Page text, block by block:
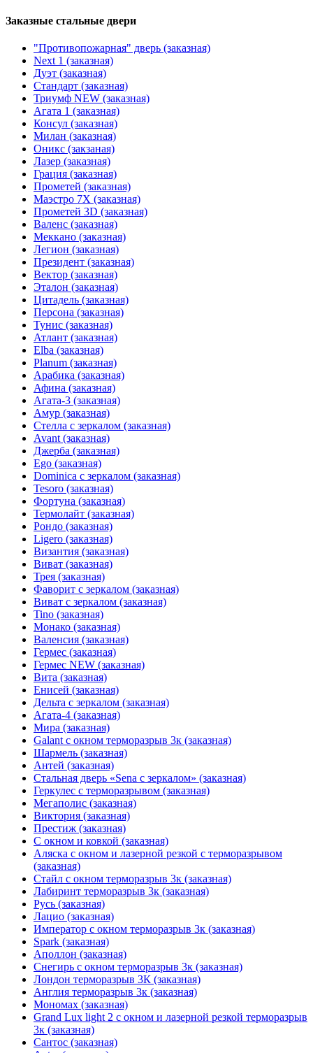
Заказные стальные двери
"Противопожарная" дверь (заказная)
Next 1 (заказная)
Дуэт (заказная)
Стандарт (заказная)
Триумф NEW (заказная)
Агата 1 (заказная)
Консул (заказная)
Милан (заказная)
Оникс (закзаная)
Лазер (заказная)
Грация (заказная)
Прометей (заказная)
Маэстро 7Х (заказная)
Прометей 3D (заказная)
Валенс (заказная)
Меккано (заказная)
Легион (заказная)
Президент (заказная)
Вектор (заказная)
Эталон (заказная)
Цитадель (заказная)
Персона (заказная)
Тунис (заказная)
Атлант (заказная)
Elba (заказная)
Planum (заказная)
Арабика (заказная)
Афина (заказная)
Агата-3 (заказная)
Амур (заказная)
Стелла с зеркалом (заказная)
Avant (заказная)
Джерба (заказная)
Ego (заказная)
Dominica с зеркалом (заказная)
Tesoro (заказная)
Фортуна (заказная)
Термолайт (заказная)
Рондо (заказная)
Ligero (заказная)
Византия (заказная)
Виват (заказная)
Трея (заказная)
Фаворит с зеркалом (заказная)
Виват с зеркалом (заказная)
Tino (заказная)
Монако (заказная)
Валенсия (заказная)
Гермес (заказная)
Гермес NEW (заказная)
Вита (заказная)
Енисей (заказная)
Дельта с зеркалом (заказная)
Агата-4 (заказная)
Мира (заказная)
Galant с окном терморазрыв 3к (заказная)
Шармель (заказная)
Антей (заказная)
Стальная дверь «Sena с зеркалом» (заказная)
Геркулес с терморазрывом (заказная)
Мегаполис (заказная)
Виктория (заказная)
Престиж (заказная)
С окном и ковкой (заказная)
Аляска с окном и лазерной резкой с терморазрывом
(заказная)
Стайл с окном терморазрыв 3к (заказная)
Лабиринт терморазрыв 3к (заказная)
Русь (заказная)
Лацио (заказная)
Император с окном терморазрыв 3к (заказная)
Spark (заказная)
Аполлон (заказная)
Снегирь с окном терморазрыв 3к (заказная)
Лондон терморазрыв 3К (заказная)
Англия терморазрыв 3к (заказная)
Мономах (заказная)
Grand Lux light 2 с окном и лазерной резкой терморазрыв
3к (заказная)
Сантос (заказная)